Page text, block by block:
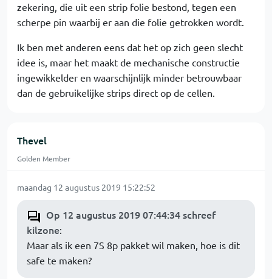
zekering, die uit een strip folie bestond, tegen een
scherpe pin waarbij er aan die folie getrokken wordt.
Ik ben met anderen eens dat het op zich geen slecht
idee is, maar het maakt de mechanische constructie
ingewikkelder en waarschijnlijk minder betrouwbaar
dan de gebruikelijke strips direct op de cellen.
Thevel
Golden Member
maandag 12 augustus 2019 15:22:52
Op 12 augustus 2019 07:44:34 schreef
kilzone:
Maar als ik een 7S 8p pakket wil maken, hoe is dit
safe te maken?